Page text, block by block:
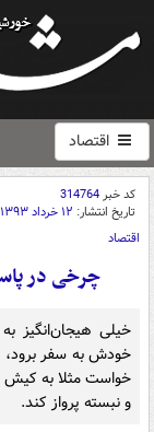
اقتصاد
کد خبر314764
تاریخ انتشار: ۱۲ خرداد ۱۳۹۳ - ۱۷:۵۰
اقتصاد
چرخی در
خیلی هیجان‌انگیز
خودش به سفر
خواست مثلا به کیش
و نبسته پرواز کند.